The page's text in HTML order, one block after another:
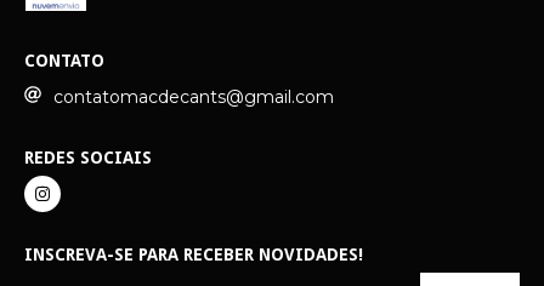
CONTATO
contatomacdecants@gmail.com
REDES SOCIAIS
INSCREVA-SE PARA RECEBER NOVIDADES!